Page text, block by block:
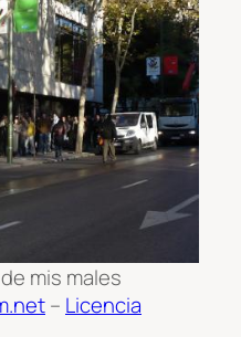
mis males
– Licencia